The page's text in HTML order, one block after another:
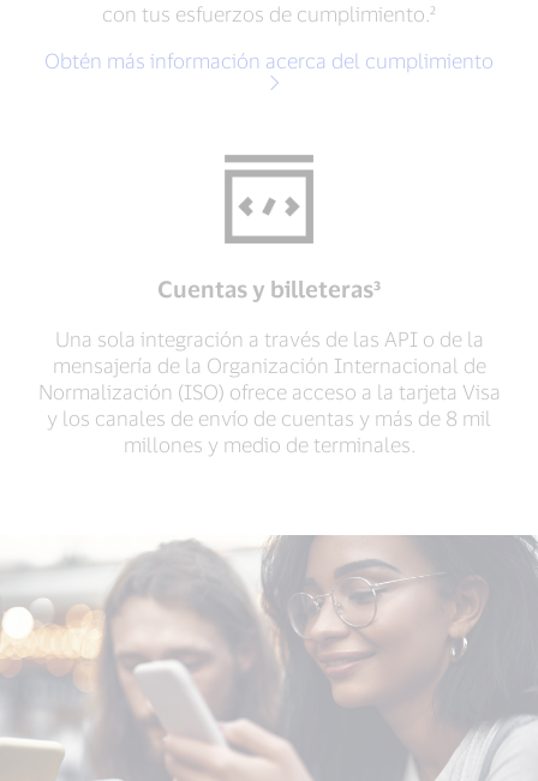
con tus esfuerzos de cumplimiento.²
Obtén más información acerca del cumplimiento
Cuentas y billeteras³
Una sola integración a través de las API o de la
mensajería de la Organización Internacional de
Normalización (ISO) ofrece acceso a la tarjeta Visa
y los canales de envío de cuentas y más de 8 mil
millones y medio de terminales.